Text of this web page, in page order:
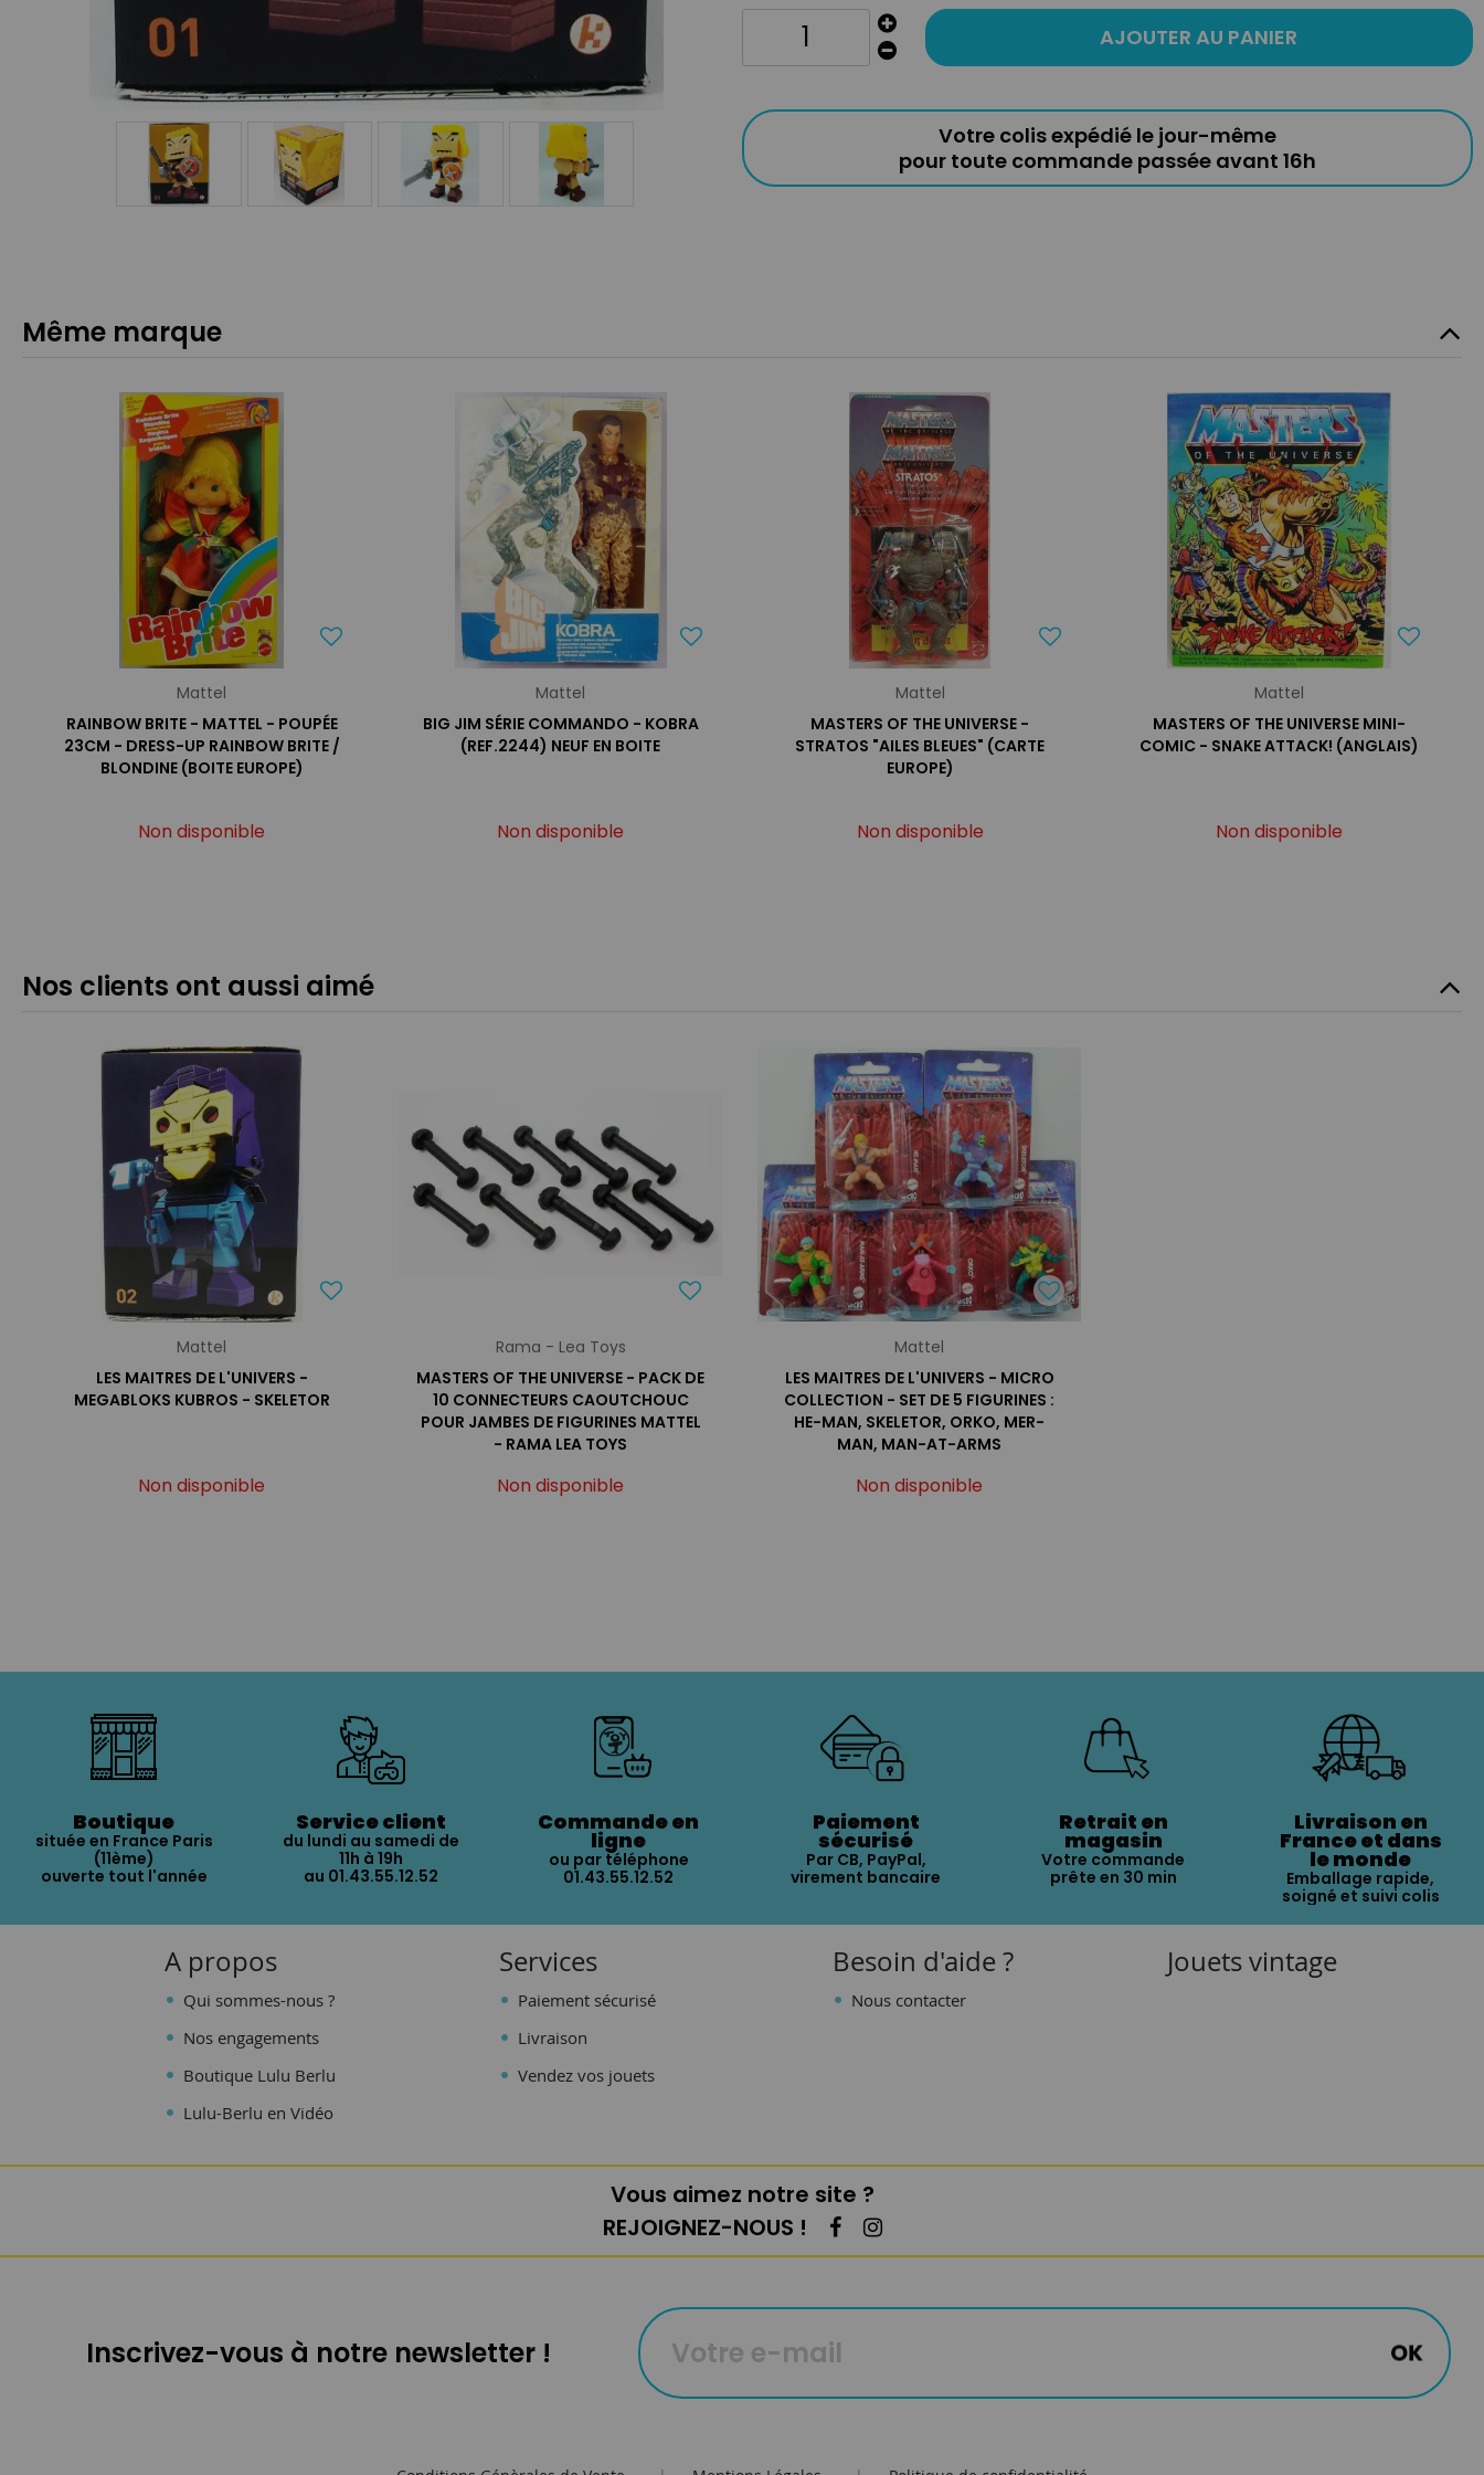
AJOUTER AU PANIER
Votre colis expédié le jour-même
pour toute commande passée avant 16h
Même marque
Mattel
RAINBOW BRITE - MATTEL - POUPÉE
23CM - DRESS-UP RAINBOW BRITE /
BLONDINE (BOITE EUROPE)
Non disponible
Mattel
BIG JIM SÉRIE COMMANDO - KOBRA
(REF.2244) NEUF EN BOITE
Non disponible
Mattel
MASTERS OF THE UNIVERSE -
STRATOS "AILES BLEUES" (CARTE
EUROPE)
Non disponible
Mattel
MASTERS OF THE UNIVERSE MINI-
COMIC - SNAKE ATTACK! (ANGLAIS)
Non disponible
Nos clients ont aussi aimé
Mattel
LES MAITRES DE L'UNIVERS -
MEGABLOKS KUBROS - SKELETOR
Non disponible
Rama - Lea Toys
MASTERS OF THE UNIVERSE - PACK DE
10 CONNECTEURS CAOUTCHOUC
POUR JAMBES DE FIGURINES MATTEL
- RAMA LEA TOYS
Non disponible
Mattel
LES MAITRES DE L'UNIVERS - MICRO
COLLECTION - SET DE 5 FIGURINES :
HE-MAN, SKELETOR, ORKO, MER-
MAN, MAN-AT-ARMS
Non disponible
Boutique
située en France Paris
(11ème)
ouverte tout l'année
Service client
du lundi au samedi de
11h à 19h
au 01.43.55.12.52
Commande en
ligne
ou par téléphone
01.43.55.12.52
Paiement
sécurisé
Par CB, PayPal,
virement bancaire
Retrait en
magasin
Votre commande
prête en 30 min
Livraison en
France et dans
le monde
Emballage rapide,
soigné et suivi colis
A propos
Qui sommes-nous ?
Nos engagements
Boutique Lulu Berlu
Lulu-Berlu en Vidéo
Services
Paiement sécurisé
Livraison
Vendez vos jouets
Besoin d'aide ?
Nous contacter
Jouets vintage
Vous aimez notre site ?
REJOIGNEZ-NOUS !
Inscrivez-vous à notre newsletter !